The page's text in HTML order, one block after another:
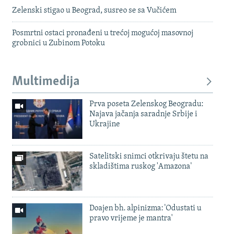
Zelenski stigao u Beograd, susreo se sa Vučićem
Posmrtni ostaci pronađeni u trećoj mogućoj masovnoj
grobnici u Zubinom Potoku
Multimedija
Prva poseta Zelenskog Beogradu:
Najava jačanja saradnje Srbije i
Ukrajine
Satelitski snimci otkrivaju štetu na
skladištima ruskog 'Amazona'
Doajen bh. alpinizma: 'Odustati u
pravo vrijeme je mantra'